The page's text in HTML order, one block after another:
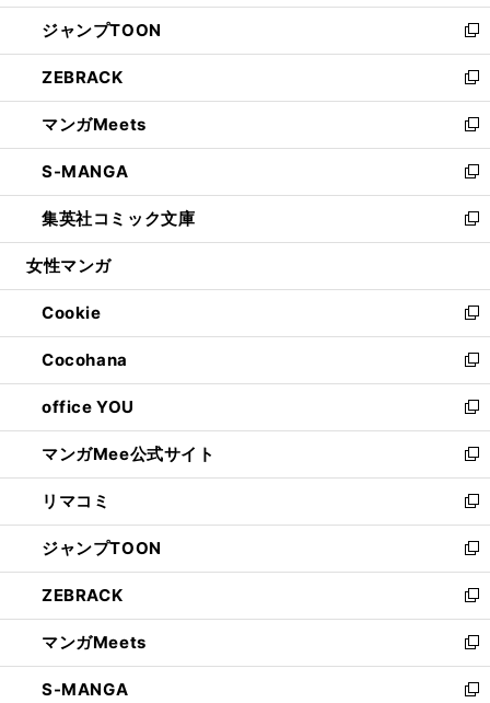
開
く
ウ
で
開
く
ン
ド
ウ
で
開
く
ウ
ィ
ン
ド
ウ
で
開
く
し
い
ウ
ィ
ン
ド
ウ
で
開
く
ジャンプTOON
新
し
い
ウ
ィ
ン
ド
ウ
で
開
ZEBRACK
新
し
い
ウ
ィ
ン
ド
ウ
開
く
マンガMeets
新
し
い
ウ
ィ
ン
ウ
で
開
く
S-MANGA
新
し
い
ウ
ン
ド
ウ
で
開
く
集英社コミック文庫
新
し
ウ
ィ
ン
ド
ウ
で
開
く
女性マンガ
Cookie
新
し
い
ウ
ィ
ン
ド
ウ
で
開
く
Cocohana
新
し
い
ウ
ィ
ン
ド
ウ
で
開
く
office YOU
新
し
い
ウ
ィ
ン
ド
ウ
で
開
く
マンガMee公式サイト
新
し
い
ウ
ィ
ン
ド
ウ
で
開
く
リマコミ
新
し
い
ウ
ィ
ン
ド
ウ
で
ジャンプTOON
新
し
い
ウ
ィ
ン
ド
ZEBRACK
新
し
い
ウ
ィ
マンガMeets
新
し
い
S-MANGA
新